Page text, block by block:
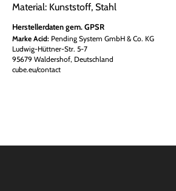
Material: Kunststoff, Stahl
Herstellerdaten gem. GPSR
Marke Acid: Pending System GmbH & Co. KG
Ludwig-Hüttner-Str. 5-7
95679 Waldershof, Deutschland
cube.eu/contact